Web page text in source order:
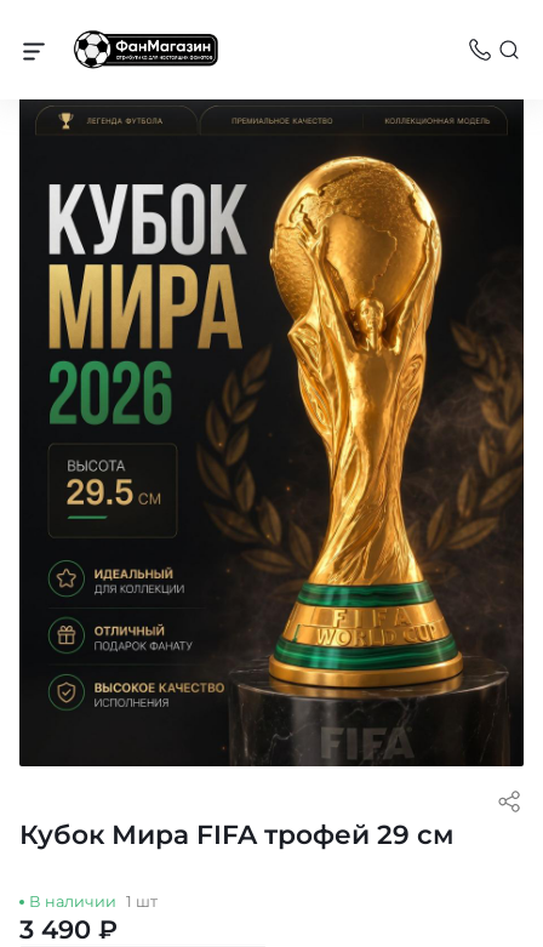
Атрибутика Чемпионат Мира по футболу 2026
Кубок Мира FIFA трофей 29 см
В наличии 1 шт
3 490 ₽